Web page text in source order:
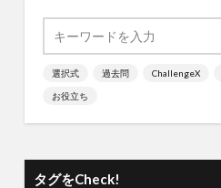
選択式 過去問 ChallengeX
お役立ち
タグをCheck!